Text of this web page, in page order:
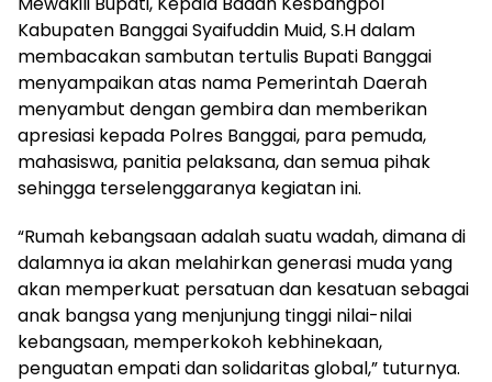
Kabupaten Banggai Syaifuddin Muid, S.H dalam
membacakan sambutan tertulis Bupati Banggai
menyampaikan atas nama Pemerintah Daerah
menyambut dengan gembira dan memberikan
apresiasi kepada Polres Banggai, para pemuda,
mahasiswa, panitia pelaksana, dan semua pihak
sehingga terselenggaranya kegiatan ini.
“Rumah kebangsaan adalah suatu wadah, dimana di
dalamnya ia akan melahirkan generasi muda yang
akan memperkuat persatuan dan kesatuan sebagai
anak bangsa yang menjunjung tinggi nilai-nilai
kebangsaan, memperkokoh kebhinekaan,
penguatan empati dan solidaritas global,” tuturnya.